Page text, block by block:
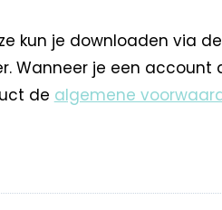
kun je downloaden via
Wanneer je een account
de algemene